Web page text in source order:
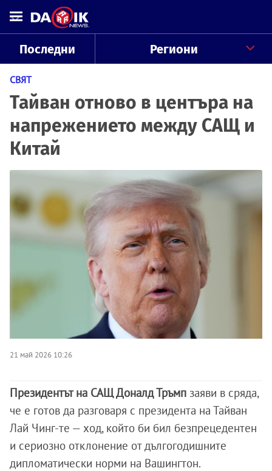
Последни Региони
СВЯТ
Тайван отново в центъра на
напрежението между САЩ и
Китай
21 май 2026 10:26
Президентът на САЩ Доналд Тръмп заяви в сряда,
че е готов да разговаря с президента на Тайван
Лай Чинг-те — ход, който би бил безпрецедентен
и сериозно отклонение от дългогодишните
дипломатически норми на Вашингтон.